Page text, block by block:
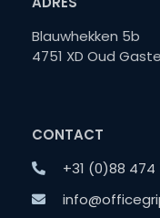
Blauwhekken 5b
4751 XD Oud
CONTACT
+31 (0)88 474